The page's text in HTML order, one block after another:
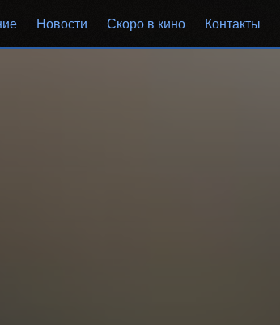
Новости Скоро в кино Контакты